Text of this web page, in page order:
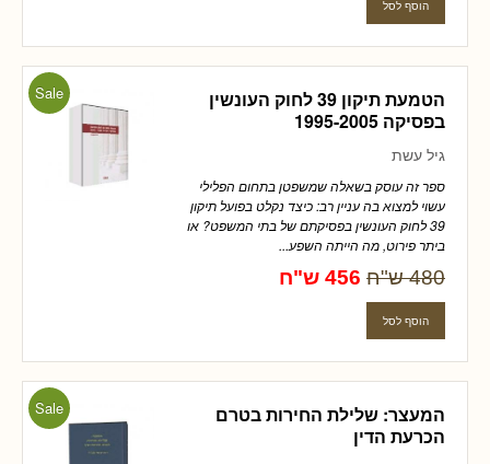
Sale
הטמעת תיקון 39 לחוק העונשין
בפסיקה 1995-2005
גיל עשת
ספר זה עוסק בשאלה שמשפטן בתחום הפלילי
עשוי למצוא בה עניין רב: כיצד נקלט בפועל תיקון
39 לחוק העונשין בפסיקתם של בתי המשפט? או
ביתר פירוט, מה הייתה השפע...
480 ש"ח 456 ש"ח
Sale
המעצר: שלילת החירות בטרם
הכרעת הדין